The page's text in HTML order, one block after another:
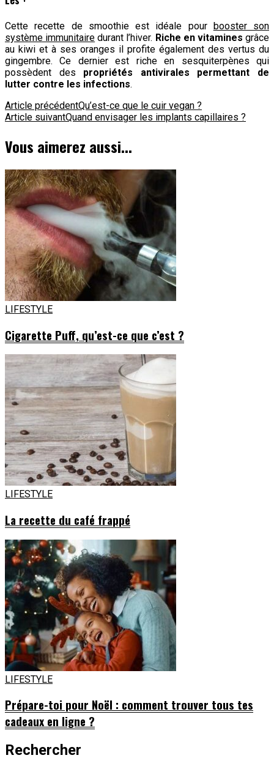
Cette recette de smoothie est idéale pour booster son
système immunitaire durant l’hiver. Riche en vitamines grâce
au kiwi et à ses oranges il profite également des vertus du
gingembre. Ce dernier est riche en sesquiterpènes qui
possèdent des propriétés antivirales permettant de
lutter contre les infections.
Navigation
d'article
Article précédentQu’est-ce que le cuir vegan ?
Article suivantQuand envisager les implants capillaires ?
Vous aimerez aussi...
LIFESTYLE
Cigarette Puff, qu’est-ce que c’est ?
LIFESTYLE
La recette du café frappé
LIFESTYLE
Prépare-toi pour Noël : comment trouver tous tes
cadeaux en ligne ?
Rechercher